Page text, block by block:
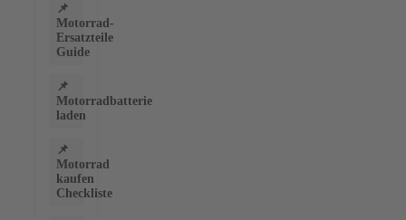
📌
Motorrad-
Ersatzteile
Guide
📌
Motorradbatterie
laden
📌
Motorrad
kaufen
Checkliste